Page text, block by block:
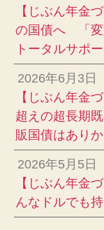
【じぶん年金
の国債へ 「変
トータルサポー
2026年6月3日
【じぶん年金
超えの超長期
販国債はあり
2026年5月5日
【じぶん年金
んなドルでも